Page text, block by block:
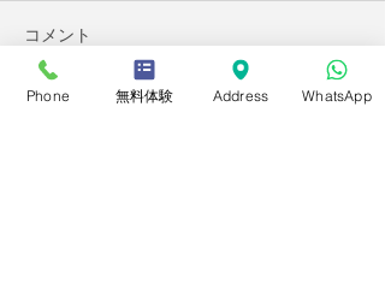
コメント
Phone 無料体験 Address WhatsApp